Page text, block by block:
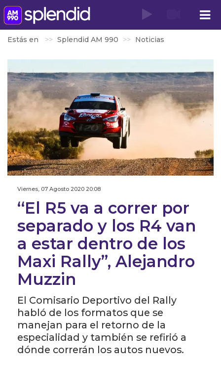
Estás en Splendid AM 990 Noticias
Viernes, 07 Agosto 2020 20:08
‘‘El R5 va a correr por
separado y los R4 van
a estar dentro de los
Maxi Rally”, Alejandro
Muzzin
El Comisario Deportivo del Rally
habló de los formatos que se
manejan para el retorno de la
especialidad y también se refirió a
dónde correrán los autos nuevos.